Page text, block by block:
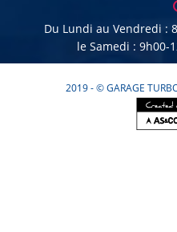
Du Lundi au Vendredi :
le Samedi : 9h00-
2019 - © GARAGE